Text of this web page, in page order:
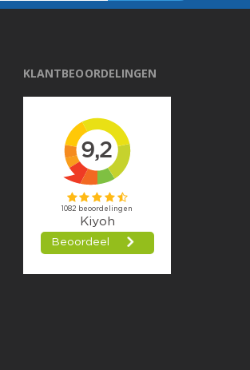
KLANTBEOORDELINGEN